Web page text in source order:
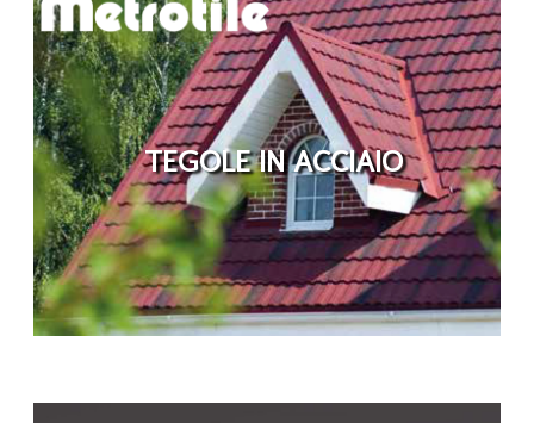
TEGOLE IN ACCIAIO